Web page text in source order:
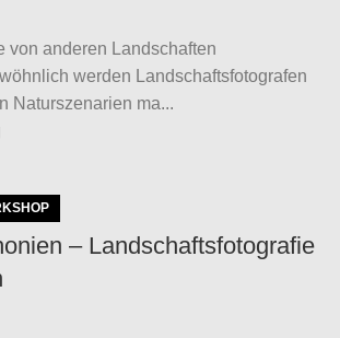
von anderen Landschaften
werden Landschaftsfotografen
Naturszenarien ma...
– Landschaftsfotografie